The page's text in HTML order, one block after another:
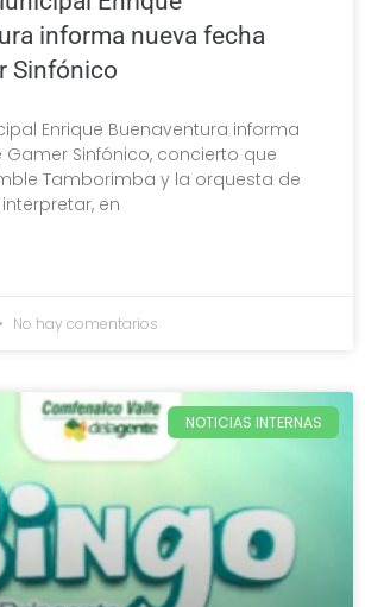
informa nueva fecha
Sinfónico
Enrique Buenaventura informa
Sinfónico, concierto que
Tamborimba y la orquesta de
en
No hay comentarios
NOTICIAS INTERNAS